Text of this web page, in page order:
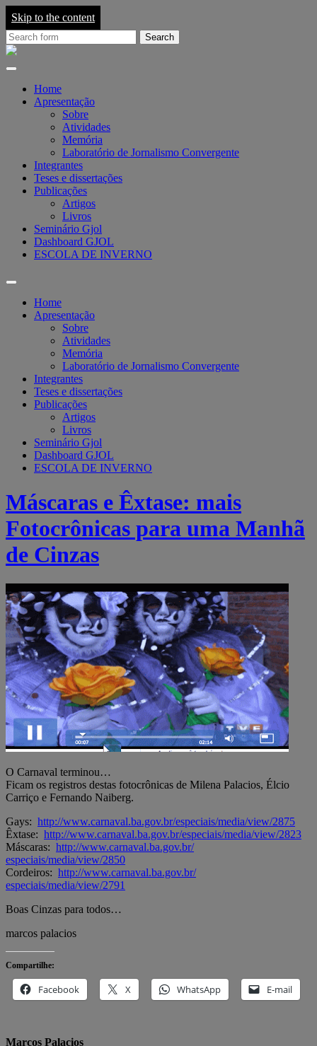
Skip to the content
Search
for:Grupo
em
Jornalismo
Home
Apresentação
Sobre
Atividades
Memória
Laboratório de Jornalismo Convergente
Integrantes
Teses e dissertações
Publicações
Artigos
Livros
Seminário Gjol
Dashboard GJOL
ESCOLA DE INVERNO
Toggle
search
field
Home
Apresentação
Sobre
Atividades
Memória
Laboratório de Jornalismo Convergente
Integrantes
Teses e dissertações
Publicações
Artigos
Livros
Seminário Gjol
Dashboard GJOL
ESCOLA DE INVERNO
Máscaras e Êxtase: mais
Fotocrônicas para uma Manhã
de Cinzas
O Carnaval terminou…
Ficam os registros destas fotocrônicas de Milena Palacios, Élcio
Carriço e Fernando Naiberg.
Gays: http://www.carnaval.ba.gov.br/especiais/media/view/2875
Êxtase: http://www.carnaval.ba.gov.br/especiais/media/view/2823
Máscaras: http://www.carnaval.ba.gov.br/
especiais/media/view/2850
Cordeiros: http://www.carnaval.ba.gov.br/
especiais/media/view/2791
Boas Cinzas para todos…
marcos palacios
Compartilhe:
Facebook X WhatsApp E-mail
Marcos Palacios